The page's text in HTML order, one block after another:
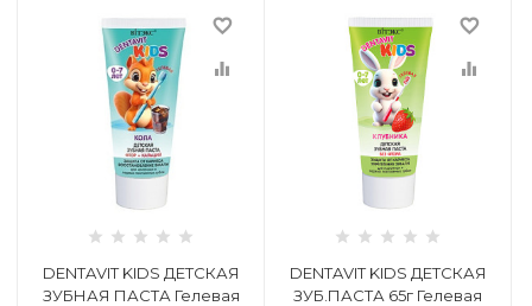
favorite_border
equalizer
DENTAVIT KIDS ДЕТСКАЯ
ЗУБНАЯ ПАСТА Гелевая
favorite_border
equalizer
DENTAVIT KIDS ДЕТСКАЯ
ЗУБ.ПАСТА 65г Гелевая